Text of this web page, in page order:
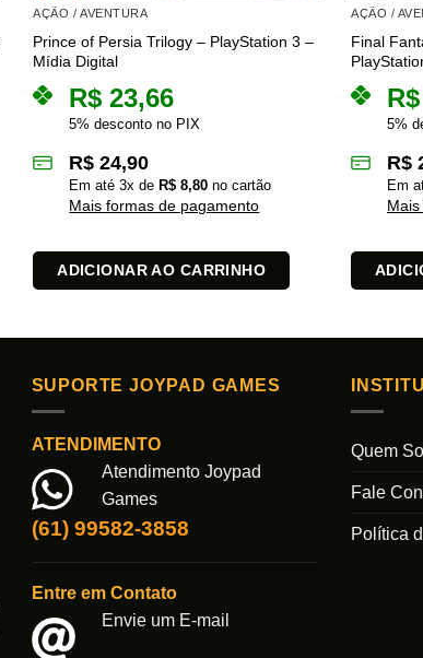
AÇÃO / AVENTURA
Prince of Persia Trilogy – PlayStation 3 –
Mídia Digital
R$ 23,66
5% desconto no PIX
R$ 24,90
Em até3x de R$ 8,80 no cartão
Mais formas de pagamento
ADICIONAR AO CARRINHO
AÇÃO /
Final
R$
5%
R$
Em
SUPORTE JOYPAD GAMES
ATENDIMENTO
Atendimento Joypad
Games
(61) 99582-3858
Entre em Contato
Envie um E-mail
Quem
Fale
Política